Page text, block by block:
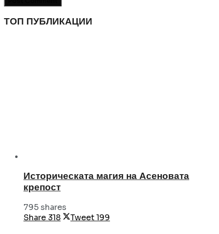
ТОП ПУБЛИКАЦИИ
Историческата магия на Асеновата
крепост
795 shares
Share 318 Tweet199